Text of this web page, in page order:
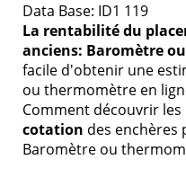
Data Base: ID1 119
La rentabilité du
anciens: Baromètre
facile d'obtenir une
ou thermomètre en
Comment découvrir
cotation des enchères
Baromètre ou